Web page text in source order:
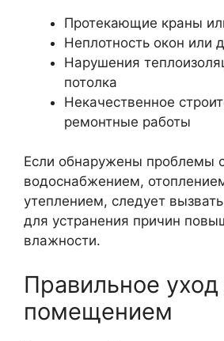
Протекающие краны
Неплотность окон или
Нарушения
потолка
Некачественное
ремонтные работы
Если обнаружены проблемы
водоснабжением,
утеплением, следует
для устранения причин
влажности.
Правильное уход
помещением